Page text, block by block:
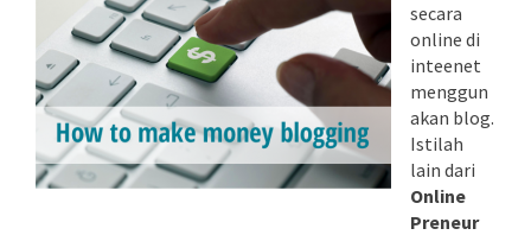
secara
online di
inteenet
menggun
akan blog.
Istilah
lain dari
Online
Preneur